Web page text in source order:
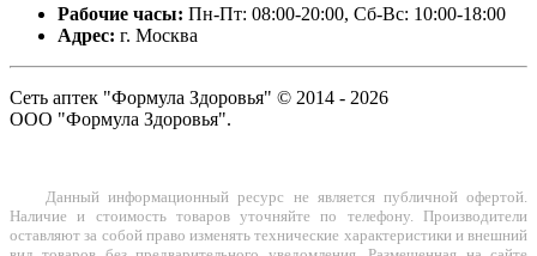
Рабочие часы: Пн-Пт: 08:00-20:00, Сб-Вс: 10:00-18:00
Адрес: г. Москва
Сеть аптек "Формула Здоровья" © 2014 - 2026
ООО "Формула Здоровья".
Данный информационный ресурс не является публичной офертой.
Наличие и стоимость товаров уточняйте по телефону. Производители
оставляют за собой право изменять технические характеристики и внешний